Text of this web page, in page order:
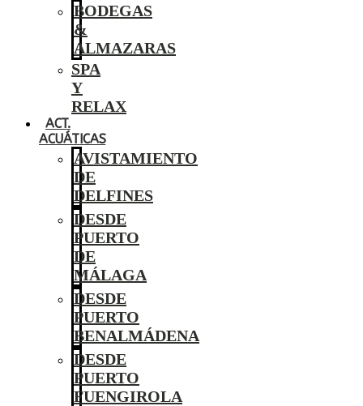
BODEGAS
&
ALMAZARAS
SPA
Y
RELAX
ACT.
ACUÁTICAS
AVISTAMIENTO
DE
DELFINES
DESDE
PUERTO
DE
MÁLAGA
DESDE
PUERTO
BENALMÁDENA
DESDE
PUERTO
FUENGIROLA